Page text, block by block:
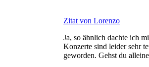
Zitat von Lorenzo
Ja, so ähnlich dachte ich
Konzerte sind leider sehr
geworden. Gehst du